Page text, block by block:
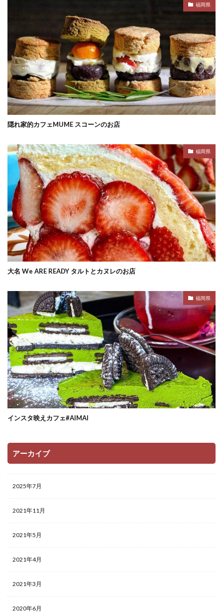
福岡県
隠れ家的カフェMUME スコーンのお店
福岡県
大名 We ARE READY タルトとカヌレのお店
福岡県
インスタ映えカフェ#AIMAI
アーカイブ
2025年7月
2021年11月
2021年5月
2021年4月
2021年3月
2020年6月